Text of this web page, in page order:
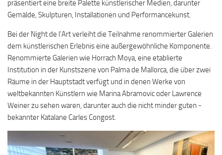
präsentiert eine breite Palette künstlerischer Medien, darunter
Gemälde, Skulpturen, Installationen und Performancekunst.
Bei der Night de l’Art verleiht die Teilnahme renommierter Galerien
dem künstlerischen Erlebnis eine außergewöhnliche Komponente.
Renommierte Galerien wie Horrach Moya, eine etablierte
Institution in der Kunstszene von Palma de Mallorca, die über zwei
Räume in der Hauptstadt verfügt und in denen Werke von
weltbekannten Künstlern wie Marina Abramovic oder Lawrence
Weiner zu sehen waren, darunter auch die nicht minder guten -
bekannter Katalane Carles Congost.